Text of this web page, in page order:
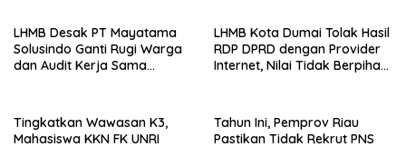
kepada Masyarakat
LHMB Desak PT Mayatama
Solusindo Ganti Rugi Warga
dan Audit Kerja Sama
LHMB Kota Dumai Tolak Hasil
RDP DPRD dengan Provider
Internet, Nilai Tidak Berpihak
Tingkatkan Wawasan K3,
Mahasiswa KKN FK UNRI
Tahun Ini, Pemprov Riau
Pastikan Tidak Rekrut PNS